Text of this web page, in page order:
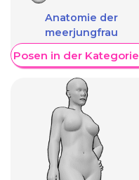
Anatomie der
meerjungfrau
Posen in der Kategorie